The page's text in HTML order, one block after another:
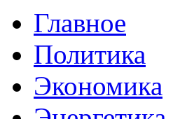
Главное
Политика
Экономика